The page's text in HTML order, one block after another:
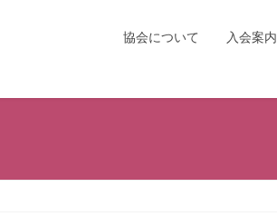
協会について 入会案内